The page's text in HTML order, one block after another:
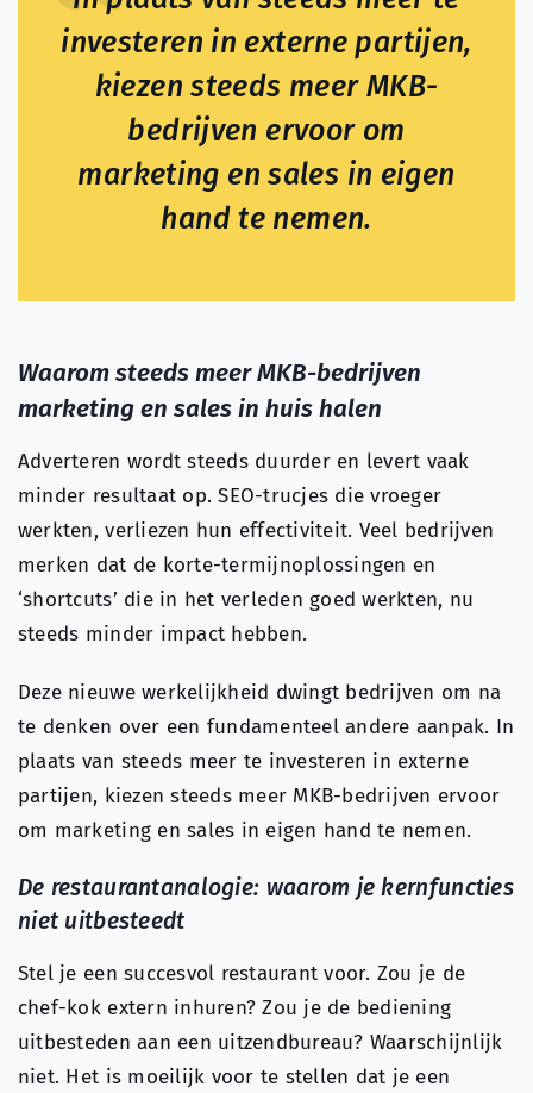
investeren in externe partijen,
kiezen steeds meer MKB-
bedrijven ervoor om
marketing en sales in eigen
hand te nemen.
Waarom steeds meer MKB-bedrijven
marketing en sales in huis halen
Adverteren wordt steeds duurder en levert vaak
minder resultaat op. SEO-trucjes die vroeger
werkten, verliezen hun effectiviteit. Veel bedrijven
merken dat de korte-termijnoplossingen en
‘shortcuts’ die in het verleden goed werkten, nu
steeds minder impact hebben.
Deze nieuwe werkelijkheid dwingt bedrijven om na
te denken over een fundamenteel andere aanpak. In
plaats van steeds meer te investeren in externe
partijen, kiezen steeds meer MKB-bedrijven ervoor
om marketing en sales in eigen hand te nemen.
De restaurantanalogie: waarom je kernfuncties
niet uitbesteedt
Stel je een succesvol restaurant voor. Zou je de
chef-kok extern inhuren? Zou je de bediening
uitbesteden aan een uitzendbureau? Waarschijnlijk
niet. Het is moeilijk voor te stellen dat je een